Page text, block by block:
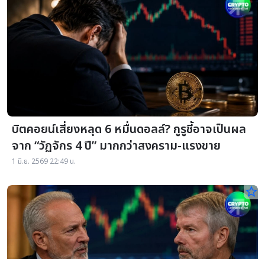
บิตคอยน์เสี่ยงหลุด 6 หมื่นดอลล์? กูรูชี้อาจเป็นผล
จาก “วัฏจักร 4 ปี” มากกว่าสงคราม-แรงขาย
1 มิ.ย. 2569 22:49 น.
star_border